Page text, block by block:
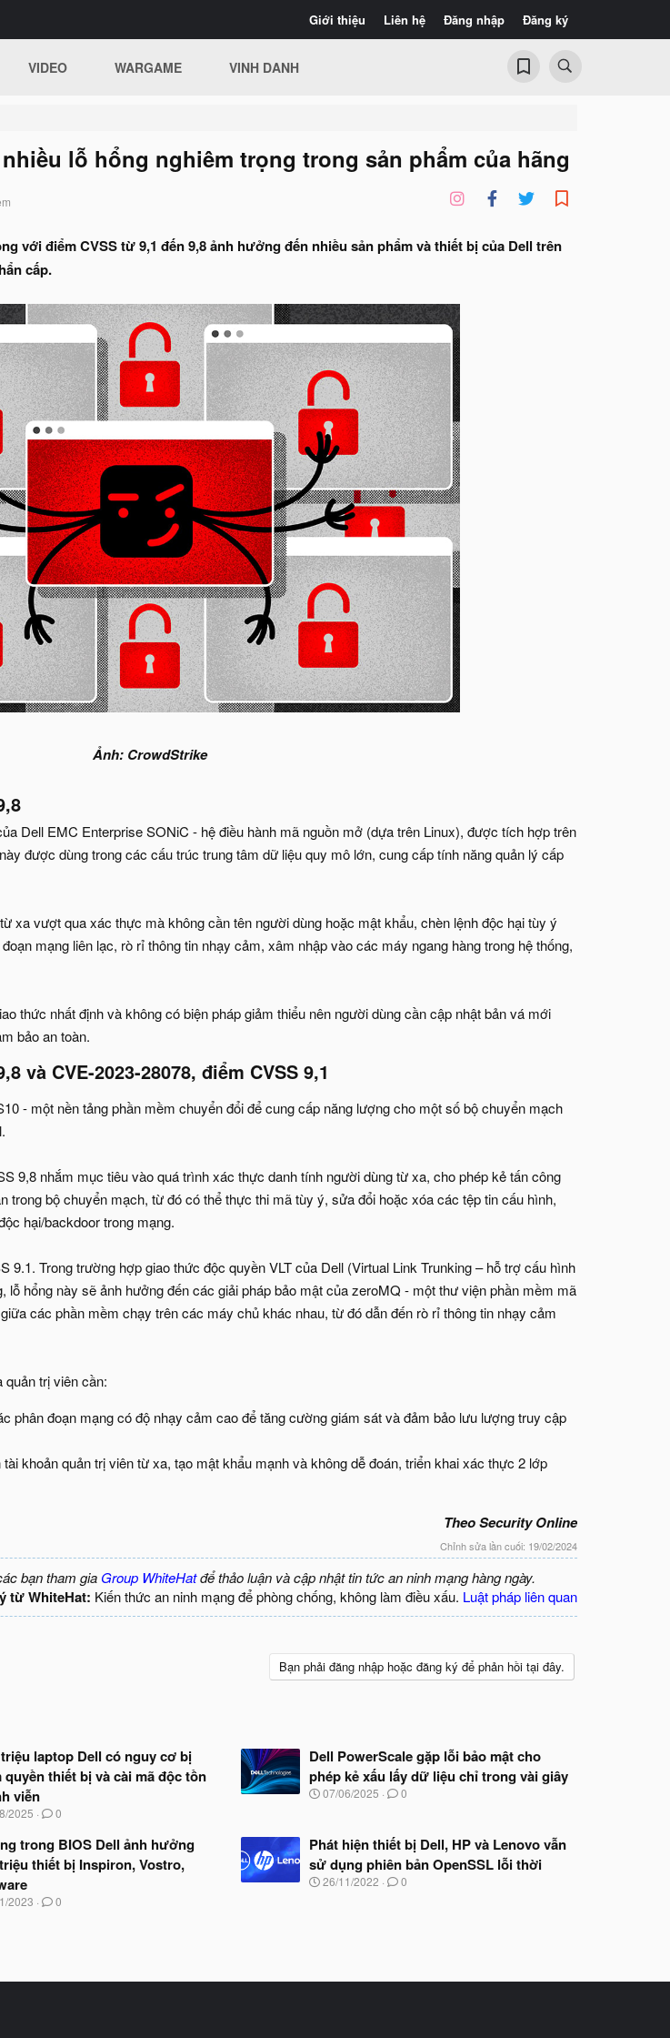
Giới thiệu Liên hệ Đăng nhập Đăng ký
VIDEO WARGAME VINH DANH
lỗ hổng nghiêm trọng trong sản phẩm của hãng
với điểm CVSS từ 9,1 đến 9,8 ảnh hưởng đến nhiều sản phẩm và thiết bị của Dell trên
cấp.
Ảnh: CrowdStrike
Dell EMC Enterprise SONiC - hệ điều hành mã nguồn mở (dựa trên Linux), được tích hợp trên
được dùng trong các cấu trúc trung tâm dữ liệu quy mô lớn, cung cấp tính năng quản lý cấp
xa vượt qua xác thực mà không cần tên người dùng hoặc mật khẩu, chèn lệnh độc hại tùy ý
mạng liên lạc, rò rỉ thông tin nhạy cảm, xâm nhập vào các máy ngang hàng trong hệ thống,
thức nhất định và không có biện pháp giảm thiểu nên người dùng cần cập nhật bản vá mới
bảo an toàn.
và CVE-2023-28078, điểm CVSS 9,1
- một nền tảng phần mềm chuyển đổi để cung cấp năng lượng cho một số bộ chuyển mạch
9,8 nhắm mục tiêu vào quá trình xác thực danh tính người dùng từ xa, cho phép kẻ tấn công
trong bộ chuyển mạch, từ đó có thể thực thi mã tùy ý, sửa đổi hoặc xóa các tệp tin cấu hình,
hại/backdoor trong mạng.
9.1. Trong trường hợp giao thức độc quyền VLT của Dell (Virtual Link Trunking – hỗ trợ cấu hình
lỗ hổng này sẽ ảnh hưởng đến các giải pháp bảo mật của zeroMQ - một thư viện phần mềm mã
các phần mềm chạy trên các máy chủ khác nhau, từ đó dẫn đến rò rỉ thông tin nhạy cảm
trị viên cần:
phân đoạn mạng có độ nhạy cảm cao để tăng cường giám sát và đảm bảo lưu lượng truy cập
khoản quản trị viên từ xa, tạo mật khẩu mạnh và không dễ đoán, triển khai xác thực 2 lớp
Theo Security Online
Chỉnh sửa lần cuối: 19/02/2024
bạn tham gia Group WhiteHatđể thảo luận và cập nhật tin tức an ninh mạng hàng ngày.
từ WhiteHat: Kiến thức an ninh mạng để phòng chống, không làm điều xấu. Luật pháp liên quan
Bạn phải đăng nhập hoặc đăng ký để phản hồi tại đây.
laptop Dell có nguy cơ bị
quyền thiết bị và cài mã độc tồn
viễn
2025 0
Dell PowerScale gặp lỗi bảo mật cho
phép kẻ xấu lấy dữ liệu chỉ trong vài giây
N
b
ắ
t
07/06/2025 0
trong BIOS Dell ảnh hưởng
thiết bị Inspiron, Vostro,
2023 0
Phát hiện thiết bị Dell, HP và Lenovo vẫn
sử dụng phiên bản OpenSSL lỗi thời
N
đ
26/11/2022 0